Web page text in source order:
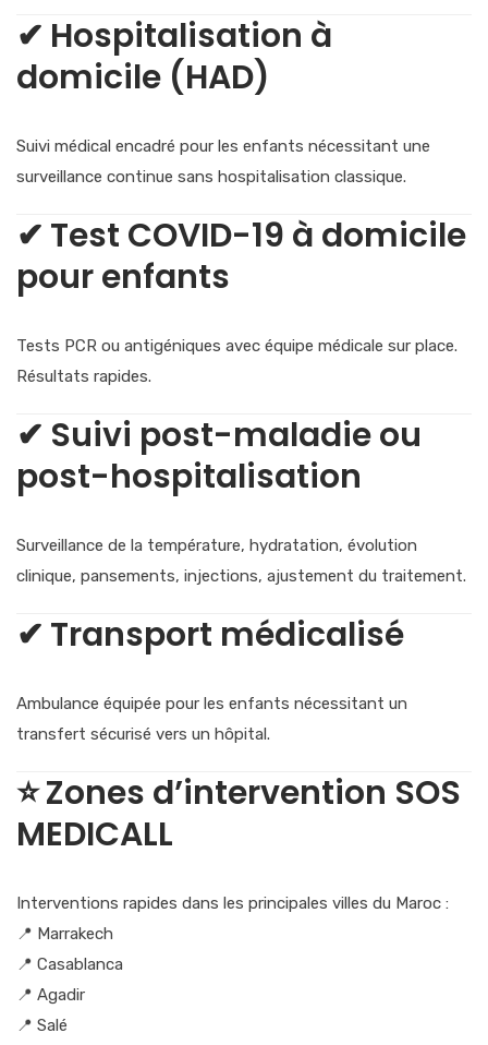
✔ Hospitalisation à
domicile (HAD)
Suivi médical encadré pour les enfants nécessitant une
surveillance continue sans hospitalisation classique.
✔ Test COVID-19 à domicile
pour enfants
Tests PCR ou antigéniques avec équipe médicale sur place.
Résultats rapides.
✔ Suivi post-maladie ou
post-hospitalisation
Surveillance de la température, hydratation, évolution
clinique, pansements, injections, ajustement du traitement.
✔ Transport médicalisé
Ambulance équipée pour les enfants nécessitant un
transfert sécurisé vers un hôpital.
⭐Zones d’intervention SOS
MEDICALL
Interventions rapides dans les principales villes du Maroc :
📍 Marrakech
📍 Casablanca
📍 Agadir
📍 Salé